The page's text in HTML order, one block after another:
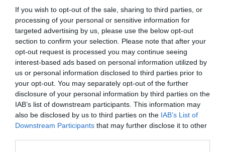
If you wish to opt-out of the sale, sharing to third parties, or
processing of your personal or sensitive information for
targeted advertising by us, please use the below opt-out
section to confirm your selection. Please note that after your
opt-out request is processed you may continue seeing
interest-based ads based on personal information utilized by
us or personal information disclosed to third parties prior to
your opt-out. You may separately opt-out of the further
disclosure of your personal information by third parties on the
IAB’s list of downstream participants. This information may
also be disclosed by us to third parties on the IAB’s List of
Downstream Participants that may further disclose it to other
Anyukánk tudott valamit, mikor a rendrakás miatt
nyaggatott minket. Még ha gardróbszekrényünk
csukott ajtaja mögött is van, a rendetlenség zavaró
tényező, amikor a pihenésre kerül a sor. A káosz
stresszhez hasonló reakciókat vált ki belőlünk,
nyugtalanná és idegessé tesz, ezek pedig köztudottan
gátolják a minőségi alvást. Hogy elkerüljük a
felhalmozódott kacathegyeket, szelektáljunk
rendszeresen, dobjuk ki, ami nem kell, amire pedig
szükségünk van, mindig a helyére tegyük vissza.